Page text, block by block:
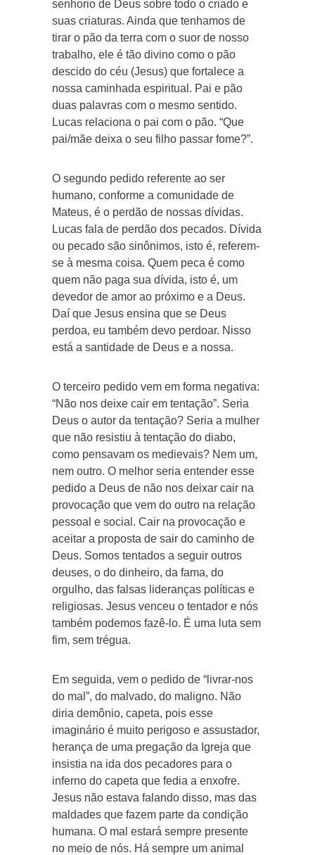
senhorio de Deus sobre todo o criado e
suas criaturas. Ainda que tenhamos de
tirar o pão da terra com o suor de nosso
trabalho, ele é tão divino como o pão
descido do céu (Jesus) que fortalece a
nossa caminhada espiritual. Pai e pão
duas palavras com o mesmo sentido.
Lucas relaciona o pai com o pão. “Que
pai/mãe deixa o seu filho passar fome?”.
O segundo pedido referente ao ser
humano, conforme a comunidade de
Mateus, é o perdão de nossas dívidas.
Lucas fala de perdão dos pecados. Dívida
ou pecado são sinônimos, isto é, referem-
se à mesma coisa. Quem peca é como
quem não paga sua dívida, isto é, um
devedor de amor ao próximo e a Deus.
Daí que Jesus ensina que se Deus
perdoa, eu também devo perdoar. Nisso
está a santidade de Deus e a nossa.
O terceiro pedido vem em forma negativa:
“Não nos deixe cair em tentação”. Seria
Deus o autor da tentação? Seria a mulher
que não resistiu à tentação do diabo,
como pensavam os medievais? Nem um,
nem outro. O melhor seria entender esse
pedido a Deus de não nos deixar cair na
provocação que vem do outro na relação
pessoal e social. Cair na provocação e
aceitar a proposta de sair do caminho de
Deus. Somos tentados a seguir outros
deuses, o do dinheiro, da fama, do
orgulho, das falsas lideranças políticas e
religiosas. Jesus venceu o tentador e nós
também podemos fazê-lo. É uma luta sem
fim, sem trégua.
Em seguida, vem o pedido de “livrar-nos
do mal”, do malvado, do maligno. Não
diria demônio, capeta, pois esse
imaginário é muito perigoso e assustador,
herança de uma pregação da Igreja que
insistia na ida dos pecadores para o
inferno do capeta que fedia a enxofre.
Jesus não estava falando disso, mas das
maldades que fazem parte da condição
humana. O mal estará sempre presente
no meio de nós. Há sempre um animal